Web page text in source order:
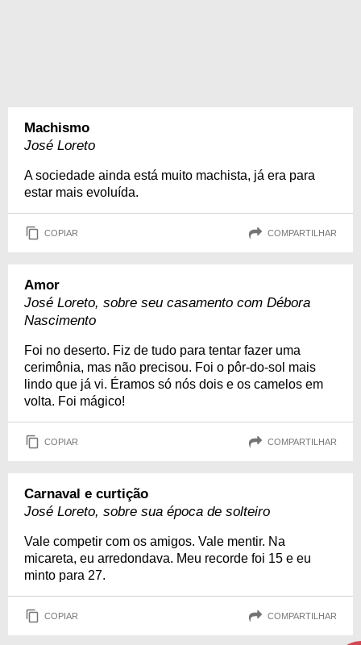
Machismo
José Loreto
A sociedade ainda está muito machista, já era para
estar mais evoluída.
COPIAR COMPARTILHAR
Amor
José Loreto, sobre seu casamento com Débora
Nascimento
Foi no deserto. Fiz de tudo para tentar fazer uma
cerimônia, mas não precisou. Foi o pôr-do-sol mais
lindo que já vi. Éramos só nós dois e os camelos em
volta. Foi mágico!
COPIAR COMPARTILHAR
Carnaval e curtição
José Loreto, sobre sua época de solteiro
Vale competir com os amigos. Vale mentir. Na
micareta, eu arredondava. Meu recorde foi 15 e eu
minto para 27.
COPIAR COMPARTILHAR